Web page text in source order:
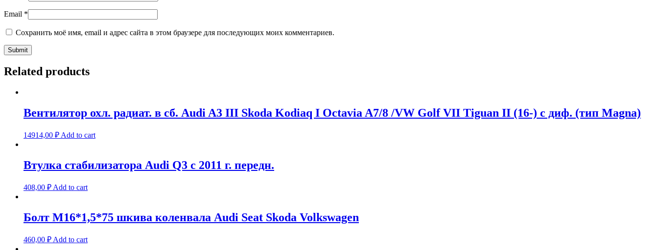
Email *
Сохранить моё имя, email и адрес сайта в этом браузере для последующих моих комментариев.
Related products
Вентилятор охл. радиат. в сб. Audi A3 III Skoda Kodiaq I Octavia A7/8 /VW Golf VII Tiguan II (16-) с диф. (тип Magna)
14914,00 ₽ Add to cart
Втулка стабилизатора Audi Q3 с 2011 г. передн.
408,00 ₽ Add to cart
Болт М16*1,5*75 шкива коленвала Audi Seat Skoda Volkswagen
460,00 ₽ Add to cart